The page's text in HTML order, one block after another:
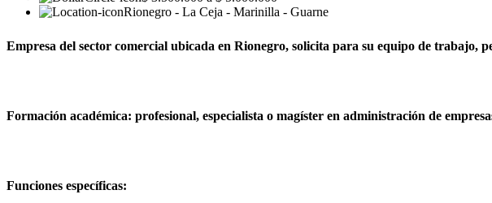
Rionegro - La Ceja - Marinilla - Guarne
Empresa del sector comercial ubicada en Rionegro, solicita para su equipo de trabajo,
Formación académica: profesional, especialista o magíster en administración de
Funciones específicas: